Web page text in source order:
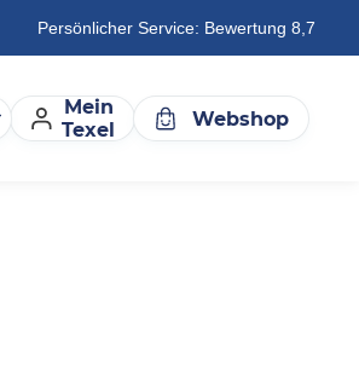
Persönlicher Service: Bewertung 8,7
Mein
Texel
Webshop